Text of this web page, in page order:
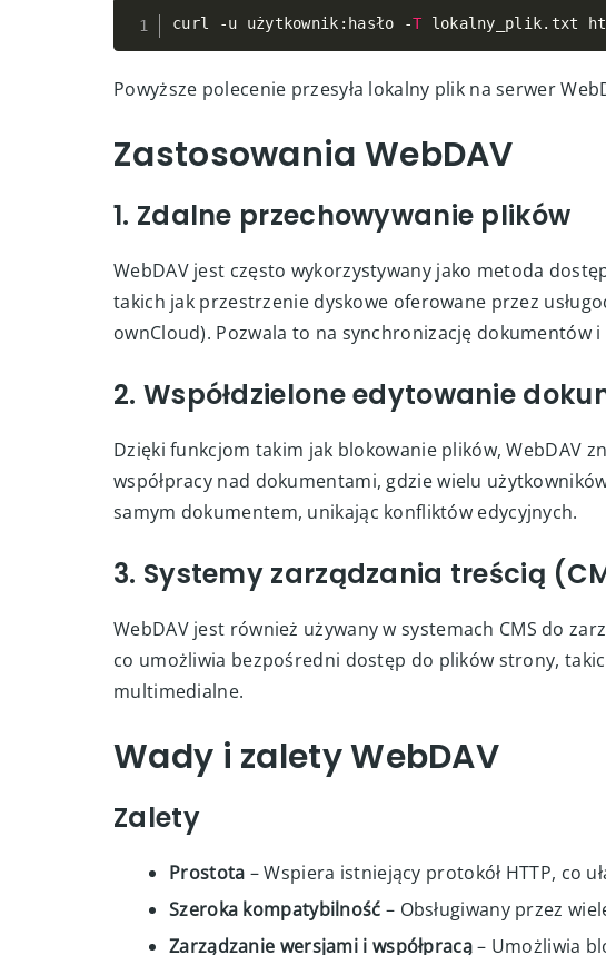
curl -u użytkownik : hasło -T lokalny_plik. txt
Powyższe polecenie przesyła lokalny plik na serwer
Zastosowania WebDAV
1. Zdalne przechowywanie plików
WebDAV jest często wykorzystywany jako metoda
takich jak przestrzenie dyskowe oferowane przez
ownCloud). Pozwala to na synchronizację dokumentów
2. Współdzielone edytowanie
Dzięki funkcjom takim jak blokowanie plików, WebDAV
współpracy nad dokumentami, gdzie wielu
samym dokumentem, unikając konfliktów edycyjnych.
3. Systemy zarządzania treścią
WebDAV jest również używany w systemach CMS do
co umożliwia bezpośredni dostęp do plików strony,
multimedialne.
Wady i zalety WebDAV
Zalety
Prostota – Wspiera istniejący protokół HTTP, co
Szeroka kompatybilność – Obsługiwany przez
Zarządzanie wersjami i współpracą– Umożliwia